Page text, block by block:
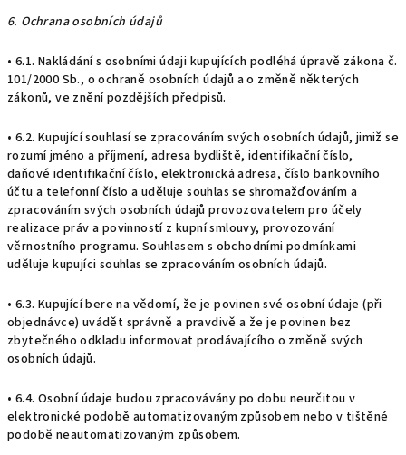
6. Ochrana osobních údajů
• 6.1. Nakládání s osobními údaji kupujících podléhá úpravě zákona č.
101/2000 Sb., o ochraně osobních údajů a o změně některých
zákonů, ve znění pozdějších předpisů.
• 6.2. Kupující souhlasí se zpracováním svých osobních údajů, jimiž se
rozumí jméno a příjmení, adresa bydliště, identifikační číslo,
daňové identifikační číslo, elektronická adresa, číslo bankovního
účtu a telefonní číslo a uděluje souhlas se shromažďováním a
zpracováním svých osobních údajů provozovatelem pro účely
realizace práv a povinností z kupní smlouvy, provozování
věrnostního programu. Souhlasem s obchodními podmínkami
uděluje kupujíci souhlas se zpracováním osobních údajů.
• 6.3. Kupující bere na vědomí, že je povinen své osobní údaje (při
objednávce) uvádět správně a pravdivě a že je povinen bez
zbytečného odkladu informovat prodávajícího o změně svých
osobních údajů.
• 6.4. Osobní údaje budou zpracovávány po dobu neurčitou v
elektronické podobě automatizovaným způsobem nebo v tištěné
podobě neautomatizovaným způsobem.